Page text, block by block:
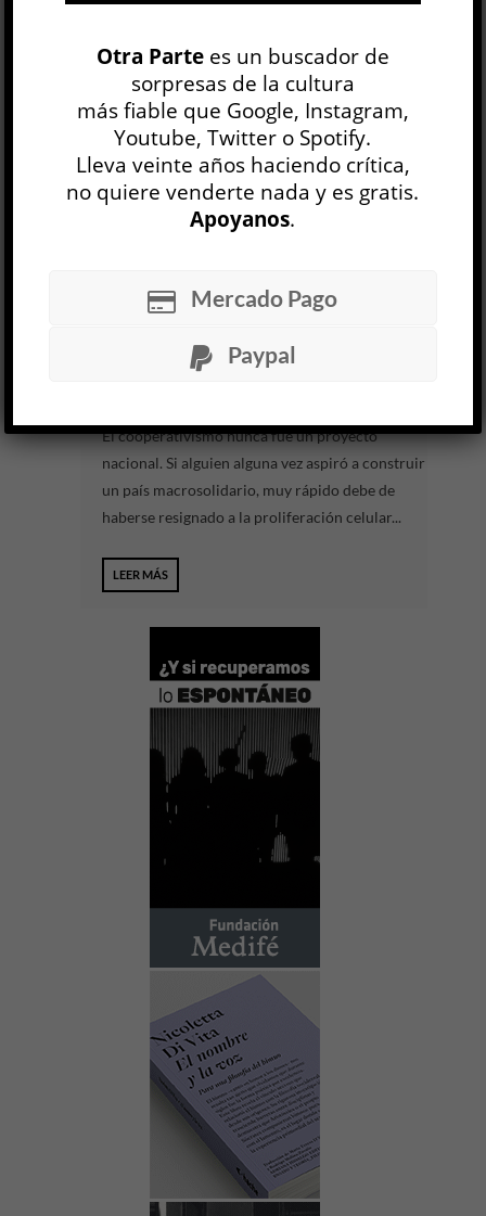
Irina Garbatzky
30 JUL
De qué están hechos los poemas y las historias, a
qué tierra pertenecen, es una de las preguntas
que guían losPoemas de la tierra / Poesie...
Tango satánico
László Krasznahorkai
OTRAS LITERATURAS
El cooperativismo nunca fue un proyecto
nacional. Si alguien alguna vez aspiró a construir
un país macrosolidario, muy rápido debe de
haberse resignado a la proliferación celular...
LEER MÁS
Otra Partees un buscador de
sorpresas de la cultura
más fiable que Google, Instagram,
Youtube, Twitter o Spotify.
Lleva veinte años haciendo crítica,
no quiere venderte nada y es gratis.
Apoyanos.
Mercado Pago
Paypal